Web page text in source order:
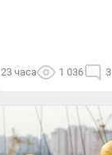
23 часа 1 036 3